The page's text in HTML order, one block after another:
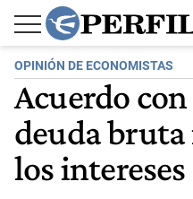
OPINIÓN DE ECONOMISTAS
Acuerdo
deuda
los intereses